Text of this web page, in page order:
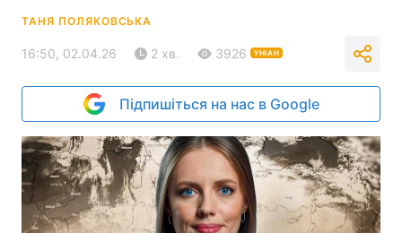
ТАНЯ ПОЛЯКОВСЬКА
16:50, 02.04.26 2 хв. 3926 УНІАН
Підпишіться на нас в Google